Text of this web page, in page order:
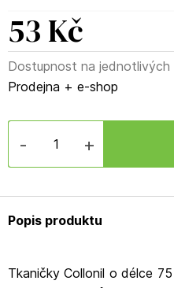
53 Kč
Dostupnost na jednotlivých
Prodejna + e-shop
- +
Popis produktu
Tkaničky Collonil o délce